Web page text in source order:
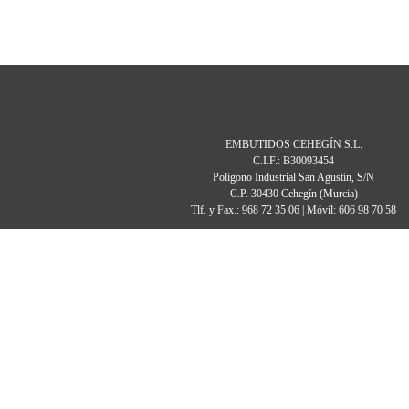
EMBUTIDOS CEHEGÍN S.L.
C.I.F.: B30093454
Polígono Industrial San Agustín, S/N
C.P. 30430 Cehegín (Murcia)
Tlf. y Fax.: 968 72 35 06 | Móvil: 606 98 70 58